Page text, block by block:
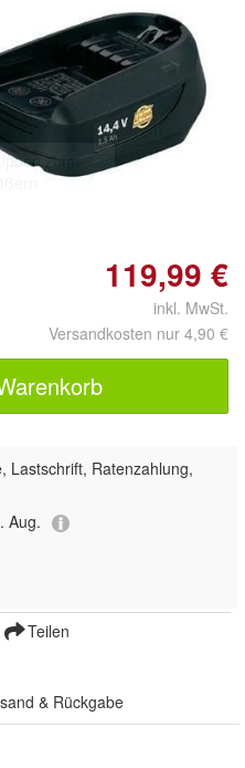
zum
119,99 €
inkl. MwSt.
Versandkosten nur 4,90 €
Lastschrift, Ratenzahlung,
Aug.
Teilen
& Rückgabe